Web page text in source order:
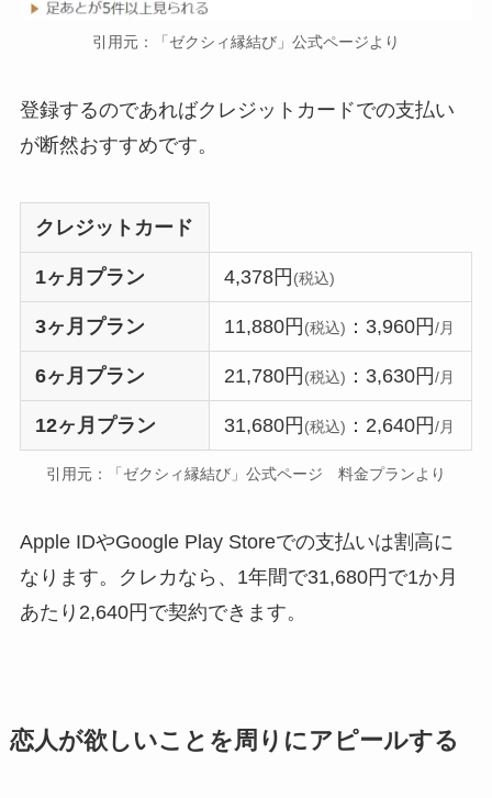
引用元：「ゼクシィ縁結び」公式ページより
登録するのであればクレジットカードでの支払い
が断然おすすめです。
クレジットカード
1ヶ月プラン 4,378円(税込)
3ヶ月プラン 11,880円(税込) ：3,960円/月
6ヶ月プラン 21,780円(税込) ：3,630円/月
12ヶ月プラン 31,680円(税込) ：2,640円/月
引用元：「ゼクシィ縁結び」公式ページ 料金プランより
Apple IDやGoogle Play Storeでの支払いは割高に
なります。クレカなら、1年間で31,680円で1か月
あたり2,640円で契約できます。
恋人が欲しいことを周りにアピールする